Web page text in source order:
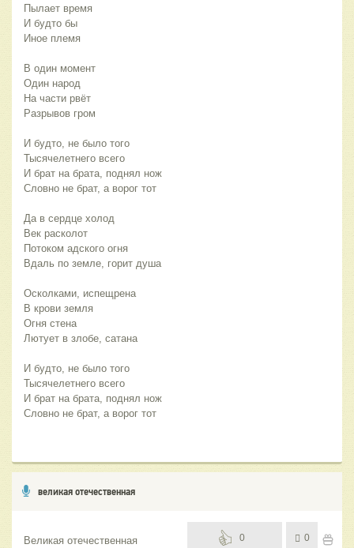
Пылает время
И будто бы
Иное племя
В один момент
Один народ
На части рвёт
Разрывов гром
И будто, не было того
Тысячелетнего всего
И брат на брата, поднял нож
Словно не брат, а ворог тот
Да в сердце холод
Век расколот
Потоком адского огня
Вдаль по земле, горит душа
Осколками, испещрена
В крови земля
Огня стена
Лютует в злобе, сатана
И будто, не было того
Тысячелетнего всего
И брат на брата, поднял нож
Словно не брат, а ворог тот
великая отечественная
Великая отечественная
0 0